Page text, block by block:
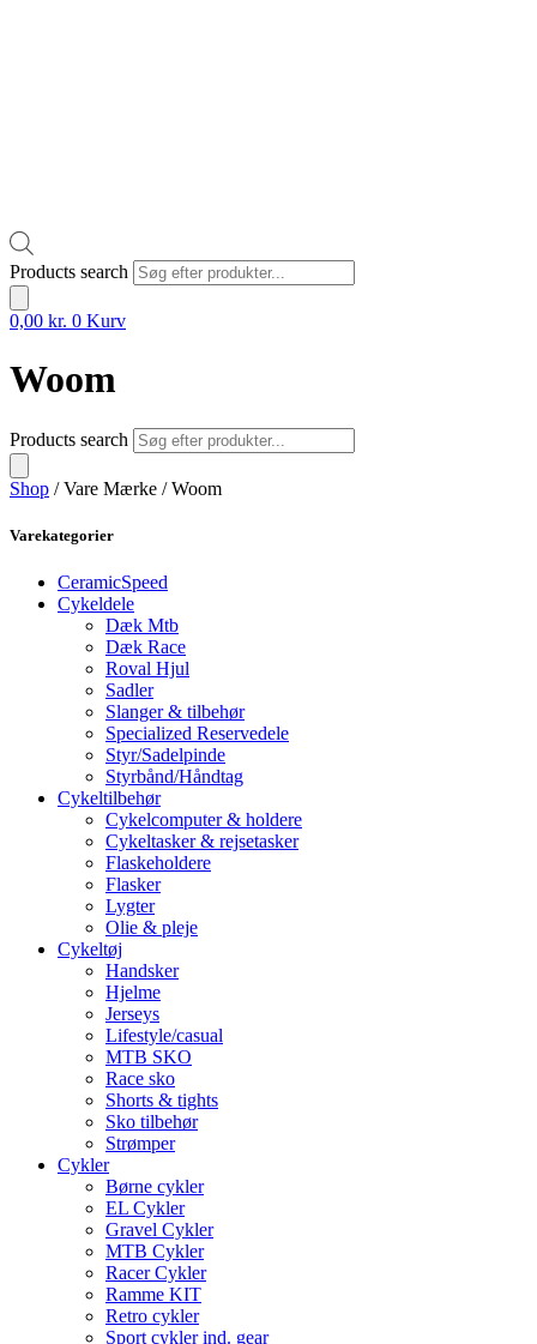
Products search
0,00 kr. 0 Kurv
Woom
Products search
Shop / Vare Mærke / Woom
Varekategorier
CeramicSpeed
Cykeldele
Dæk Mtb
Dæk Race
Roval Hjul
Sadler
Slanger & tilbehør
Specialized Reservedele
Styr/Sadelpinde
Styrbånd/Håndtag
Cykeltilbehør
Cykelcomputer & holdere
Cykeltasker & rejsetasker
Flaskeholdere
Flasker
Lygter
Olie & pleje
Cykeltøj
Handsker
Hjelme
Jerseys
Lifestyle/casual
MTB SKO
Race sko
Shorts & tights
Sko tilbehør
Strømper
Cykler
Børne cykler
EL Cykler
Gravel Cykler
MTB Cykler
Racer Cykler
Ramme KIT
Retro cykler
Sport cykler ind. gear